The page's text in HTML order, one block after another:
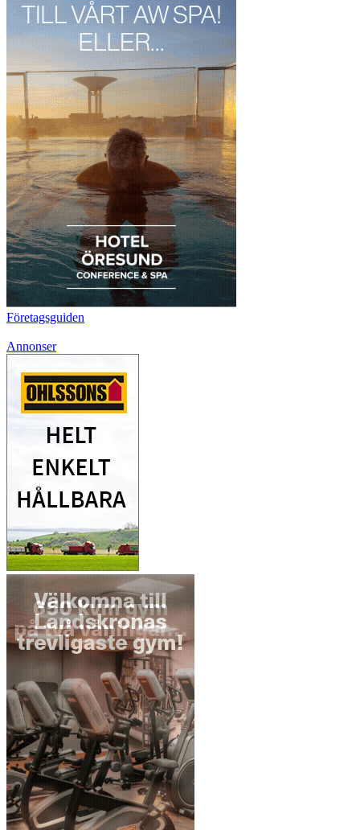
Företagsguiden
Annonser